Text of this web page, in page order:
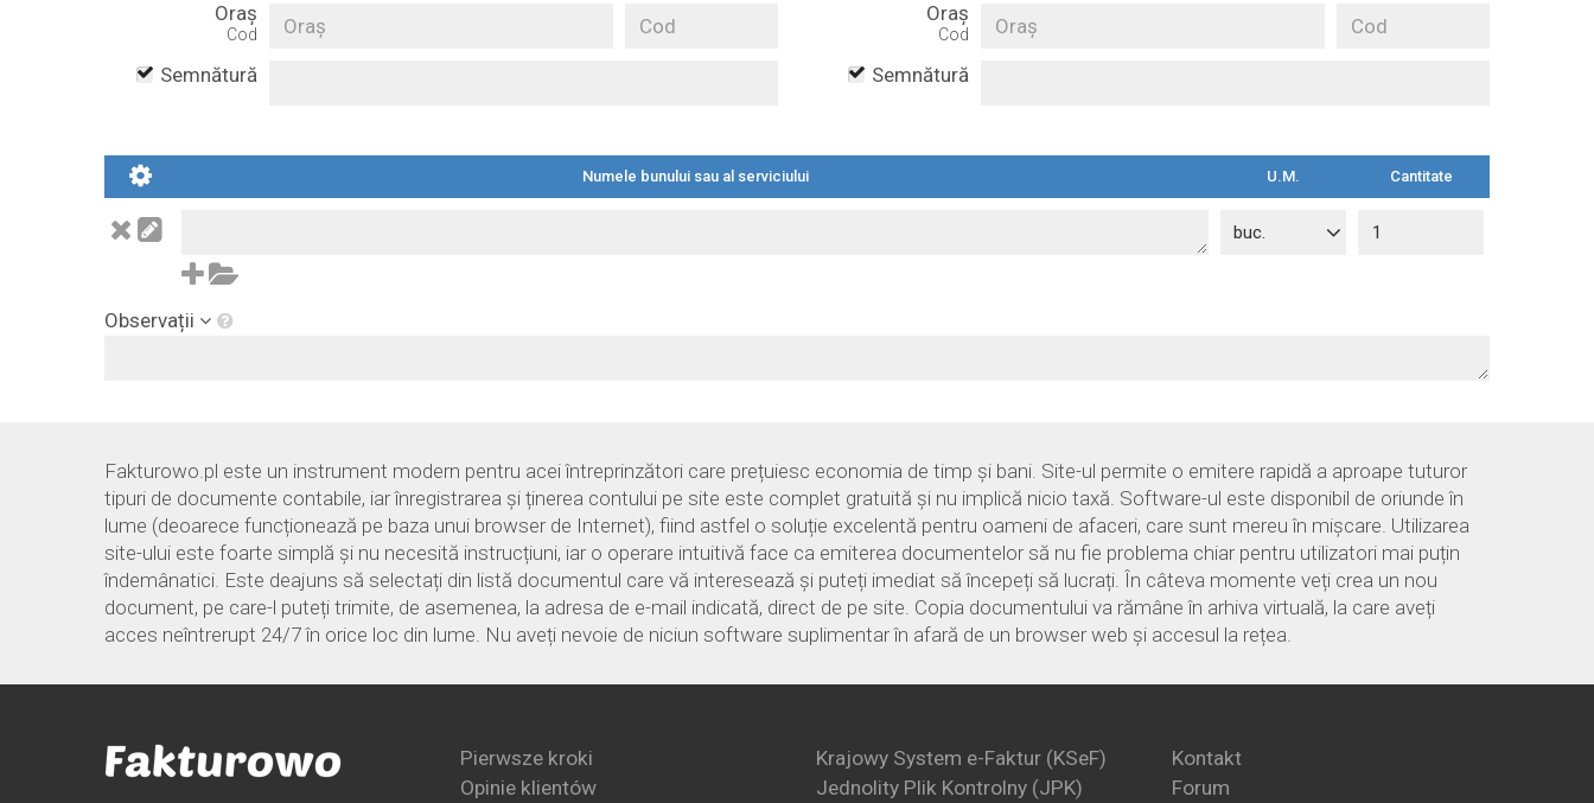
Oraș
Cod
Semnătură
Oraș
Cod
Semnătură
Numele bunului sau al serviciului U.M. Cantitate
buc.
Observații
Fakturowo.pl este un instrument modern pentru acei întreprinzători care prețuiesc economia de timp și bani. Site-ul permite o emitere rapidă a aproape tuturor
tipuri de documente contabile, iar înregistrarea și ținerea contului pe site este complet gratuită și nu implică nicio taxă. Software-ul este disponibil de oriunde în
lume (deoarece funcționează pe baza unui browser de Internet), fiind astfel o soluție excelentă pentru oameni de afaceri, care sunt mereu în mișcare. Utilizarea
site-ului este foarte simplă și nu necesită instrucțiuni, iar o operare intuitivă face ca emiterea documentelor să nu fie problema chiar pentru utilizatori mai puțin
îndemânatici. Este deajuns să selectați din listă documentul care vă interesează și puteți imediat să începeți să lucrați. În câteva momente veți crea un nou
document, pe care-l puteți trimite, de asemenea, la adresa de e-mail indicată, direct de pe site. Copia documentului va rămâne în arhiva virtuală, la care aveți
acces neîntrerupt 24/7 în orice loc din lume. Nu aveți nevoie de niciun software suplimentar în afară de un browser web și accesul la rețea.
Pierwsze kroki
Opinie klientów
Krajowy System e-Faktur (KSeF)
Jednolity Plik Kontrolny (JPK)
Kontakt
Forum